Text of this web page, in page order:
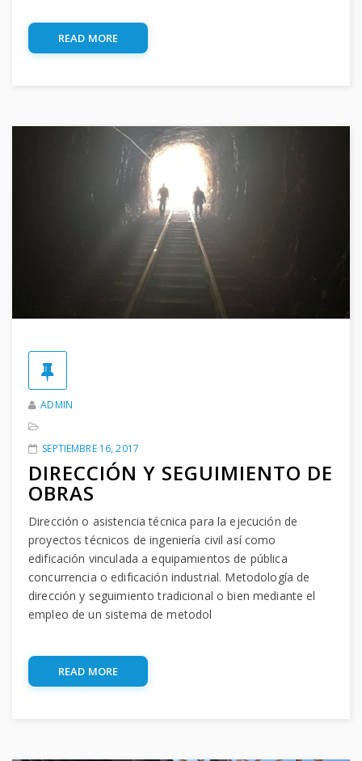
READ MORE
ADMIN
SEPTIEMBRE 16, 2017
DIRECCIÓN Y SEGUIMIENTO DE
OBRAS
Dirección o asistencia técnica para la ejecución de
proyectos técnicos de ingeniería civil así como
edificación vinculada a equipamientos de pública
concurrencia o edificación industrial. Metodología de
dirección y seguimiento tradicional o bien mediante el
empleo de un sistema de metodol
READ MORE